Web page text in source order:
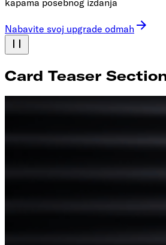
Nabavite svoj upgrade odmah
Card Teaser